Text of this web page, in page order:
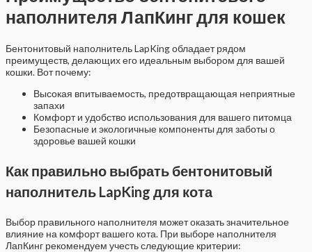
наполнителя ЛапКинг для кошек
Бентонитовый наполнитель LapKing обладает рядом
преимуществ, делающих его идеальным выбором для вашей
кошки. Вот почему:
Высокая впитываемость, предотвращающая неприятные
запахи
Комфорт и удобство использования для вашего питомца
Безопасные и экологичные компоненты для заботы о
здоровье вашей кошки
Как правильно выбрать бентонитовый
наполнитель LapKing для кота
Выбор правильного наполнителя может оказать значительное
влияние на комфорт вашего кота. При выборе наполнителя
ЛапКинг рекомендуем учесть следующие критерии: